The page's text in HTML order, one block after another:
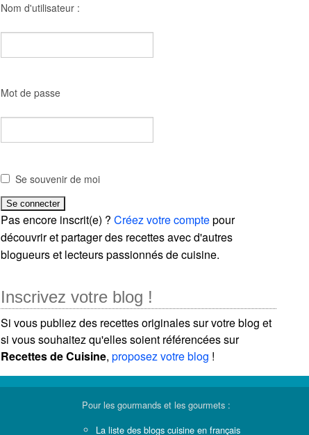
Nom d'utilisateur :
Mot de passe
Se souvenir de moi
Pas encore inscrit(e) ?Créez votre comptepour
découvrir et partager des recettes avec d'autres
blogueurs et lecteurs passionnés de cuisine.
Inscrivez votre blog !
Si vous publiez des recettes originales sur votre blog et
si vous souhaitez qu'elles soient référencées sur
Recettes de Cuisine,proposez votre blog !
Pour les gourmands et les gourmets :
La liste des blogs cuisine en français